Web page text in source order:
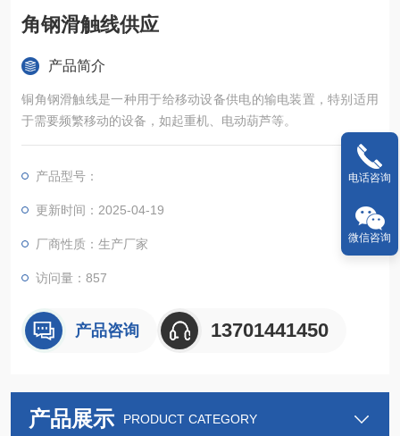
角钢滑触线供应
产品简介
‌铜角钢滑触线‌是一种用于给移动设备供电的输电装置，特别适用
于需要频繁移动的设备，如起重机、电动葫芦等。
产品型号：
更新时间：2025-04-19
厂商性质：生产厂家
访问量：857
产品咨询 13701441450
产品展示 PRODUCT CATEGORY
电话咨询
微信咨询